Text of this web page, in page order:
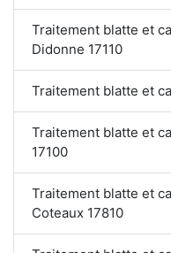
Traitement blatte et
Didonne 17110
Traitement blatte et
Traitement blatte et
17100
Traitement blatte et
Coteaux 17810